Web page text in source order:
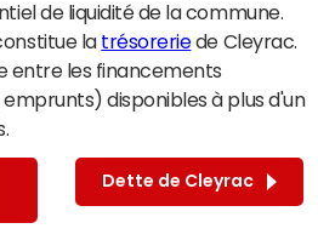
de liquidité de la commune.
la trésoreriede Cleyrac.
entre les financements
disponibles à plus d'un
Dette de Cleyrac